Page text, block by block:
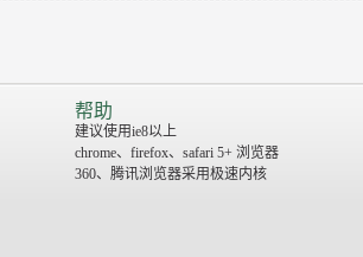
帮助
建议使用ie8以上
chrome、firefox、safari 5+ 浏览器
360、腾讯浏览器采用极速内核